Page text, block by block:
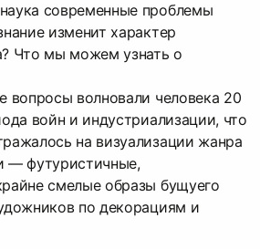
современные проблемы
изменит характер
Что мы можем узнать о
вопросы волновали человека 20
войн и индустриализации, что
на визуализации жанра
— футуристичные,
смелые образы бущуего
по декорациям и